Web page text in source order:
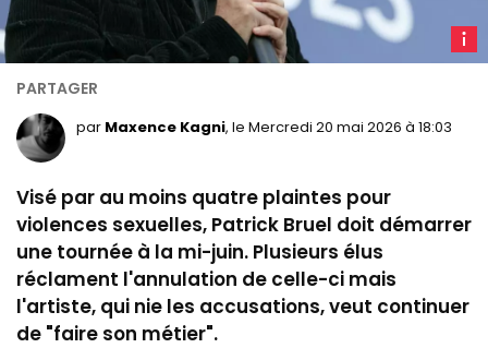
Bruel,
-
par Maxence Kagni, le Mercredi 20 mai 2026 à 18:03
Visé par au moins quatre plaintes pour
violences sexuelles, Patrick Bruel doit démarrer
une tournée à la mi-juin. Plusieurs élus
réclament l'annulation de celle-ci mais
l'artiste, qui nie les accusations, veut continuer
de "faire son métier".